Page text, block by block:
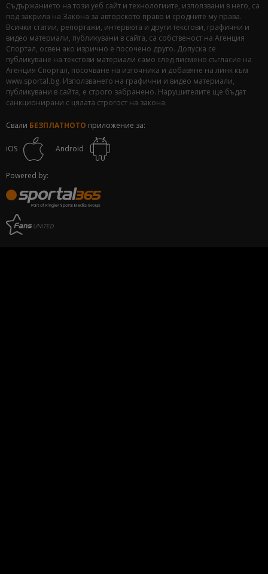
Съдържанието на този уеб сайт и технологиите, използвани в него, са
под закрила на Закона за авторското право и сродните му права.
Всички статии, репортажи, интервюта и други текстови, графични и
видео материали, публикувани в сайта, са собственост на Агенция
Спортал, освен ако изрично е посочено друго. Допуска се
публикуване на текстови материали само след писмено съгласие на
Агенция Спортал, посочване на източника и добавяне на линк към
www.sportal.bg. Използването на графични и видео материали,
публикувани в сайта, е строго забранено. Нарушителите ще бъдат
санкционирани с цялата строгост на закона.
Свали БЕЗПЛАТНОТО приложение за:
iOS Android
Powered by: